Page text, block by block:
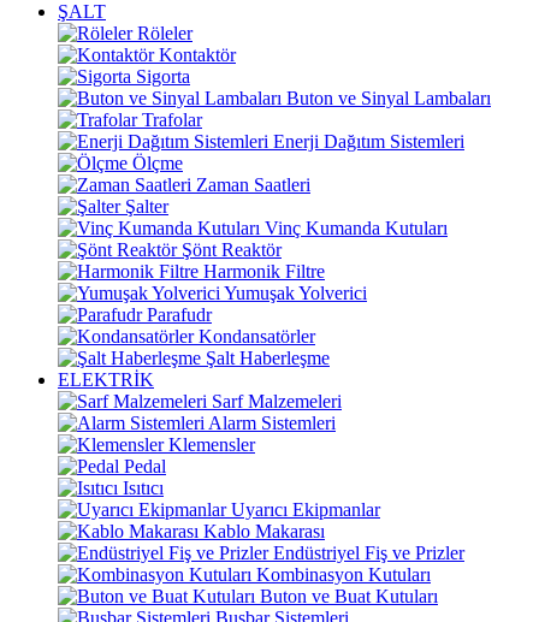
ŞALT
Röleler
Kontaktör
Sigorta
Buton ve Sinyal Lambaları
Trafolar
Enerji Dağıtım Sistemleri
Ölçme
Zaman Saatleri
Şalter
Vinç Kumanda Kutuları
Şönt Reaktör
Harmonik Filtre
Yumuşak Yolverici
Parafudr
Kondansatörler
Şalt Haberleşme
ELEKTRİK
Sarf Malzemeleri
Alarm Sistemleri
Klemensler
Pedal
Isıtıcı
Uyarıcı Ekipmanlar
Kablo Makarası
Endüstriyel Fiş ve Prizler
Kombinasyon Kutuları
Buton ve Buat Kutuları
Busbar Sistemleri